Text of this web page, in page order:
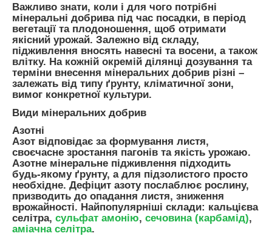
Важливо знати, коли і для чого потрібні
мінеральні добрива під час посадки, в період
вегетації та плодоношення, щоб отримати
якісний урожай. Залежно від складу,
підживлення вносять навесні та восени, а також
влітку. На кожній окремій ділянці дозування та
терміни внесення мінеральних добрив різні –
залежать від типу ґрунту, кліматичної зони,
вимог конкретної культури.
Види мінеральних добрив
Азотні
Азот відповідає за формування листя,
своєчасне зростання пагонів та якість урожаю.
Азотне мінеральне підживлення підходить
будь-якому ґрунту, а для підзолистого просто
необхідне. Дефіцит азоту послаблює рослину,
призводить до опадання листя, зниження
врожайності. Найпопулярніші склади: кальцієва
селітра, сульфат амонію, сечовина (карбамід),
аміачна селітра.